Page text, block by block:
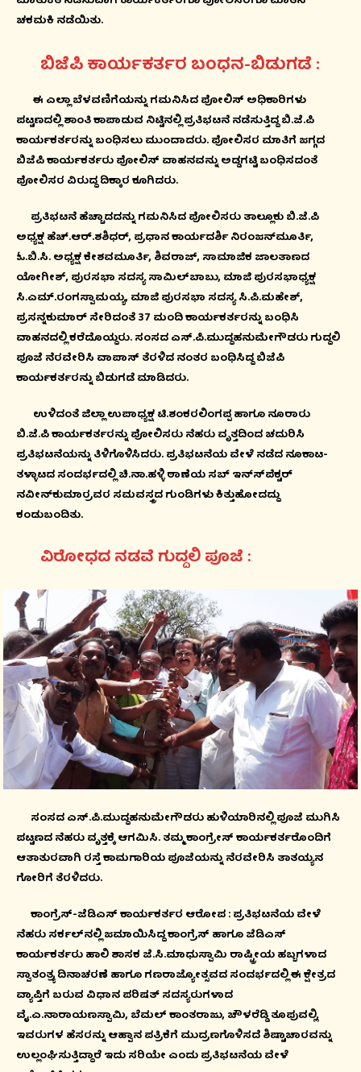
ಚಕಮಕಿ ನಡೆಯಿತು.
ಬಿಜೆಪಿ ಕಾರ್ಯಕರ್ತರ ಬಂಧನ-ಬಿಡುಗಡೆ :
ಈ ಎಲ್ಲಾ ಬೆಳವಣಿಗೆಯನ್ನು ಗಮನಿಸಿದ ಪೋಲಿಸ್ ಅಧಿಕಾರಿಗಳು
ಪಟ್ಟಣದಲ್ಲಿ ಶಾಂತಿ ಕಾಪಾಡುವ ನಿಟ್ಟಿನಲ್ಲಿ ಪ್ರತಿಭಟನೆ ನಡೆಸುತ್ತಿದ್ದ ಬಿ.ಜೆ.ಪಿ
ಕಾರ್ಯಕರ್ತರನ್ನು ಬಂಧಿಸಲು ಮುಂದಾದರು. ಪೋಲಿಸರ ಮಾತಿಗೆ ಜಗ್ಗದ
ಬಿಜೆಪಿ ಕಾರ್ಯಕರ್ತರು ಪೋಲಿಸ್ ವಾಹನವನ್ನು ಅಡ್ಡಗಟ್ಟಿ ಬಂಧಿಸದಂತೆ
ಪೋಲಿಸರ ವಿರುದ್ದ ದಿಕ್ಕಾರ ಕೂಗಿದರು.
ಪ್ರತಿಭಟನೆ ಹೆಚ್ಚಾದದನ್ನು ಗಮನಿಸಿದ ಪೋಲಿಸರು ತಾಲ್ಲೂಕು ಬಿ.ಜೆ.ಪಿ
ಅಧ್ಯಕ್ಷ ಹೆಚ್.ಆರ್.ಶಶಿಧರ್, ಪ್ರಧಾನ ಕಾರ್ಯದರ್ಶಿ ನಿರಂಜನ್‍ಮೂರ್ತಿ,
ಓ.ಬಿ.ಸಿ. ಅಧ್ಯಕ್ಷ ಕೇಶವಮೂರ್ತಿ, ಶಿವರಾಜ್, ಸಾಮಾಜಿಕ ಜಾಲತಾಣದ
ಯೋಗೀಶ್, ಪುರಸಭಾ ಸದಸ್ಯ ಸಾಮಿಲ್‍ಬಾಬು, ಮಾಜಿ ಪುರಸಭಾಧ್ಯಕ್ಷ
ಸಿ.ಎಮ್.ರಂಗಸ್ವಾಮಯ್ಯ, ಮಾಜಿ ಪುರಸಭಾ ಸದಸ್ಯ ಸಿ.ಪಿ.ಮಹೇಶ್,
ಪ್ರಸನ್ನಕುಮಾರ್ ಸೇರಿದಂತೆ 37 ಮಂದಿ ಕಾರ್ಯಕರ್ತರನ್ನು ಬಂಧಿಸಿ
ವಾಹನದಲ್ಲಿ ಕರೆದೊಯ್ದರು. ಸಂಸದ ಎಸ್.ಪಿ.ಮುದ್ದಹನುಮೇಗೌಡರು ಗುದ್ದಲಿ
ಪೂಜೆ ನೆರವೇರಿಸಿ ವಾಪಾಸ್ ತೆರಳಿದ ನಂತರ ಬಂಧಿಸಿದ್ದ ಬಿಜೆಪಿ
ಕಾರ್ಯಕರ್ತರನ್ನು ಬಿಡುಗಡೆ ಮಾಡಿದರು.
ಉಳಿದಂತೆ ಜಿಲ್ಲಾ ಉಪಾಧ್ಯಕ್ಷ ಟಿ.ಶಂಕರಲಿಂಗಪ್ಪ ಹಾಗೂ ನೂರಾರು
ಬಿ.ಜೆ.ಪಿ ಕಾರ್ಯಕರ್ತರನ್ನು ಪೋಲಿಸರು ನೆಹರು ವೃತ್ತದಿಂದ ಚದುರಿಸಿ
ಪ್ರತಿಭಟನೆಯನ್ನು ತಿಳಿಗೊಳಿಸಿದರು. ಪ್ರತಿಭಟನೆಯ ವೇಳೆ ನಡೆದ ನೂಕಾಟ-
ತಳ್ಳಾಟದ ಸಂದರ್ಭದಲ್ಲಿ ಚಿ.ನಾ.ಹಳ್ಳಿ ಠಾಣೆಯ ಸಬ್ ಇನ್ಸ್‍ಪೆಕ್ಟರ್
ನವೀನ್‍ಕುಮಾರ್‍ರವರ ಸಮವಸ್ತ್ರದ ಗುಂಡಿಗಳು ಕಿತ್ತುಹೋದದ್ದು
ಕಂಡುಬಂದಿತು.
ವಿರೋಧದ ನಡವೆ ಗುದ್ದಲಿ ಪೂಜೆ :
ಸಂಸದ ಎಸ್.ಪಿ.ಮುದ್ದಹನುಮೇಗೌಡರು ಹುಳಿಯಾರಿನಲ್ಲಿ ಪೂಜೆ ಮುಗಿಸಿ
ಪಟ್ಟಣದ ನೆಹರು ವೃತ್ತಕ್ಕೆ ಆಗಮಿಸಿ. ತಮ್ಮ ಕಾಂಗ್ರೇಸ್ ಕಾರ್ಯಕರ್ತರೊಂದಿಗೆ
ಆತಾತುರವಾಗಿ ರಸ್ತೆ ಕಾಮಗಾರಿಯ ಪೂಜೆಯನ್ನು ನೆರವೇರಿಸಿ ತಾತಯ್ಯನ
ಗೋರಿಗೆ ತೆರಳಿದರು.
ಕಾಂಗ್ರೆಸ್-ಜೆಡಿಎಸ್ ಕಾರ್ಯಕರ್ತರ ಆರೋಪ : ಪ್ರತಿಭಟನೆಯ ವೇಳೆ
ನೆಹರು ಸರ್ಕಲ್‍ನಲ್ಲಿ ಜಮಾಯಿಸಿದ್ದ ಕಾಂಗ್ರೆಸ್ ಹಾಗೂ ಜೆಡಿಎಸ್
ಕಾರ್ಯಕರ್ತರು ಹಾಲಿ ಶಾಸಕ ಜೆ.ಸಿ.ಮಾಧುಸ್ವಾಮಿ ರಾಷ್ಟ್ರೀಯ ಹಬ್ಬಗಳಾದ
ಸ್ವಾತಂತ್ರ್ಯ ದಿನಾಚರಣೆ ಹಾಗೂ ಗಣರಾಜ್ಯೋತ್ಸವದ ಸಂದರ್ಭದಲ್ಲಿ ಈ ಕ್ಷೇತ್ರದ
ವ್ಯಾಪ್ತಿಗೆ ಬರುವ ವಿಧಾನ ಪರಿಷತ್ ಸದಸ್ಯರುಗಳಾದ
ವೈ.ಎ.ನಾರಾಯಣಸ್ವಾಮಿ, ಬೆಮಲ್ ಕಾಂತರಾಜು, ಚೌಳರೆಡ್ಡಿ ತೂಪುವಲ್ಲಿ,
ಇವರುಗಳ ಹೆಸರನ್ನು ಆಹ್ವಾನ ಪತ್ರಿಕೆಗೆ ಮುದ್ರಣಗೊಳಿಸದೆ ಶಿಷ್ಟಾಚಾರವನ್ನು
ಉಲ್ಲಂಘಿಸುತ್ತಿದ್ದಾರೆ ಇದು ಸರಿಯೇ ಎಂದು ಪ್ರತಿಭಟನೆಯ ವೇಳೆ